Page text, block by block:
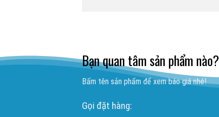
Bạn quan tâm sản phẩm nào?
Bấm tên sản phẩm để xem báo giá nhé!
Gọi đặt hàng: